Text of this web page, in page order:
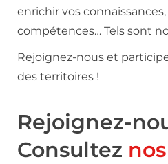
enrichir vos
compétences… Tels sont
Rejoignez-nous et
des territoires !
Rejoignez-
Consultez